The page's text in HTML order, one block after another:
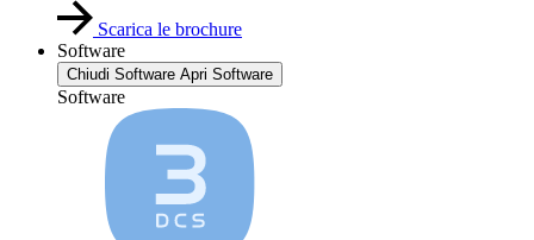
Scarica le brochure
Software
Chiudi Software Apri Software
Software